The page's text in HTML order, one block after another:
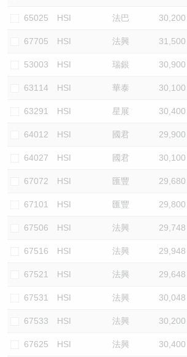
65025 HSI 法巴 30,200
67705 HSI 法興 31,500
53003 HSI 瑞銀 30,900
63114 HSI 華泰 30,100
63291 HSI 星展 30,400
64012 HSI 國君 29,900
64027 HSI 國君 30,100
67072 HSI 匯豐 29,680
67101 HSI 匯豐 29,800
67506 HSI 法興 29,748
67516 HSI 法興 29,948
67521 HSI 法興 29,648
67531 HSI 法興 30,048
67533 HSI 法興 30,200
67625 HSI 法興 30,400